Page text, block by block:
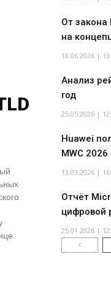
От закона
на
18.06.2026 |
Анализ
год
25.05.2026 |
Huawei
MWC
13.03.2026 |
Отчёт
цифровой
25.01.2026 |